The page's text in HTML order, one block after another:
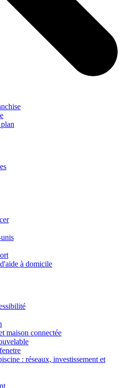
à domicile
maison connectée
: réseaux, investissement et